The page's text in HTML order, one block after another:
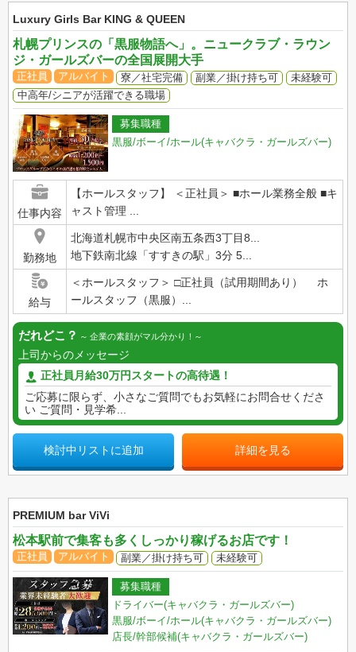
Luxury Girls Bar KING & QUEEN
札幌プリンスの「黒服物語へ」。ニュークラブ・ラウン
ジ・ガールズバーの全国展開大手
正社員 アルバイト 寮／社宅完備 副業／掛け持ち可
未経験可
中高年/シニアが活躍できる職場
募集職種
黒服/ボーイ/ホール(キャバクラ・ガールズバー)
仕事内容
【ホールスタッフ】 ＜正社員＞ ■ホール業務全般 ■キ
ャスト管理 ...
勤務地
北海道札幌市中央区南五条西3丁目8...
地下鉄南北線「すすきの駅」3分 5...
給与
＜ホールスタッフ＞ □正社員（試用期間あり） ホ
ールスタッフ（黒服）...
だれどこ？ 企業の素顔がマル分かり！
上司からのメッセージ
正社員月給30万円スタートの高待遇！
ご応募に限らず、小さなご質問でもお気軽にお問合せくださ
い ご質問・見学希...
検討中リストに追加 詳細を見る
PREMIUM bar ViVi
松本駅前で集客も多くしっかり稼げるお店です！
正社員 アルバイト 副業／掛け持ち可 未経験可
募集職種
ドライバー(キャバクラ・ガールズバー)
黒服/ボーイ/ホール(キャバクラ・ガールズバー)
店長/幹部候補(キャバクラ・ガールズバー)